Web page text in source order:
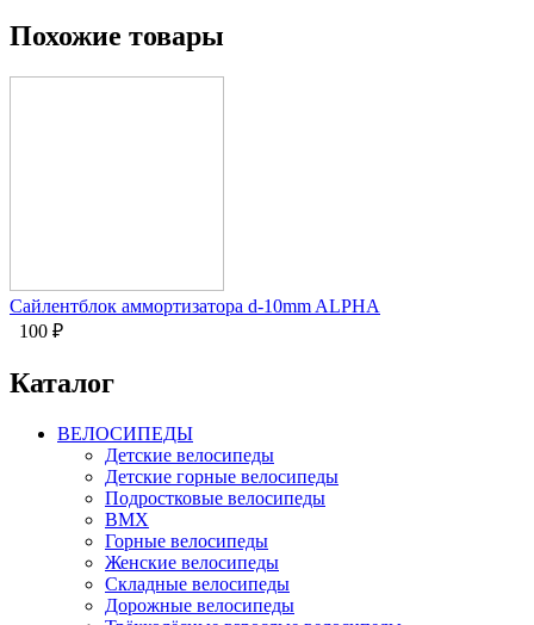
Похожие товары
Сайлентблок аммортизатора d-10mm ALPHA
100 ₽
Каталог
ВЕЛОСИПЕДЫ
Детские велосипеды
Детские горные велосипеды
Подростковые велосипеды
BMX
Горные велосипеды
Женские велосипеды
Складные велосипеды
Дорожные велосипеды